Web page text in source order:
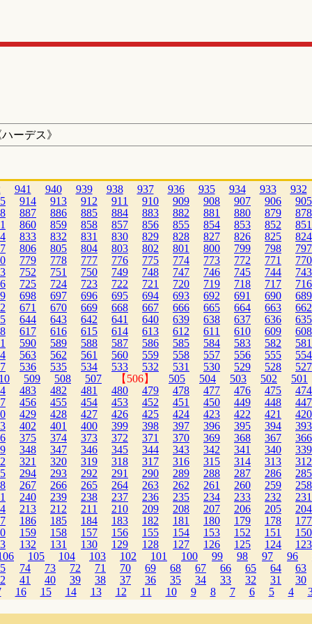
ーデス》
941 940 939 938 937 936 935 934 933 932
914 913 912 911 910 909 908 907 906 905
887 886 885 884 883 882 881 880 879 878
860 859 858 857 856 855 854 853 852 851
833 832 831 830 829 828 827 826 825 824
806 805 804 803 802 801 800 799 798 797
779 778 777 776 775 774 773 772 771 770
752 751 750 749 748 747 746 745 744 743
725 724 723 722 721 720 719 718 717 716
698 697 696 695 694 693 692 691 690 689
671 670 669 668 667 666 665 664 663 662
644 643 642 641 640 639 638 637 636 635
617 616 615 614 613 612 611 610 609 608
590 589 588 587 586 585 584 583 582 581
563 562 561 560 559 558 557 556 555 554
536 535 534 533 532 531 530 529 528 527
509 508 507 【506】 505 504 503 502 501
483 482 481 480 479 478 477 476 475 474
456 455 454 453 452 451 450 449 448 447
429 428 427 426 425 424 423 422 421 420
402 401 400 399 398 397 396 395 394 393
375 374 373 372 371 370 369 368 367 366
348 347 346 345 344 343 342 341 340 339
321 320 319 318 317 316 315 314 313 312
294 293 292 291 290 289 288 287 286 285
267 266 265 264 263 262 261 260 259 258
240 239 238 237 236 235 234 233 232 231
213 212 211 210 209 208 207 206 205 204
186 185 184 183 182 181 180 179 178 177
159 158 157 156 155 154 153 152 151 150
132 131 130 129 128 127 126 125 124 123
105 104 103 102 101 100 99 98 97 96
74 73 72 71 70 69 68 67 66 65 64 63
41 40 39 38 37 36 35 34 33 32 31 30
16 15 14 13 12 11 10 9 8 7 6 5 4